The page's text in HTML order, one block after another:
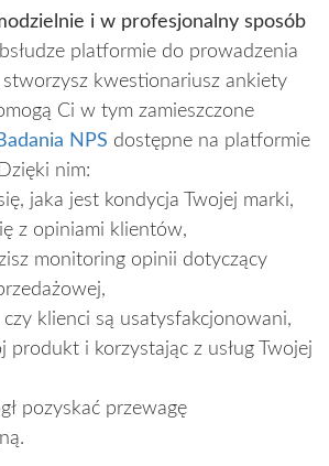
i w profesjonalny sposób
platformie do prowadzenia
kwestionariusz ankiety
Ci w tym zamieszczone
NPS dostępne na platformie
nim:
jaka jest kondycja Twojej marki,
z opiniami klientów,
monitoring opinii dotyczący
czy klienci są usatysfakcjonowani,
produkt i korzystając z usług Twojej
pozyskać przewagę